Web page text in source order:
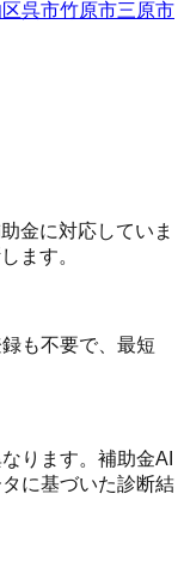
呉市竹原市三原市
金に対応していま
ます。
も不要で、最短
ります。補助金AI
に基づいた診断結